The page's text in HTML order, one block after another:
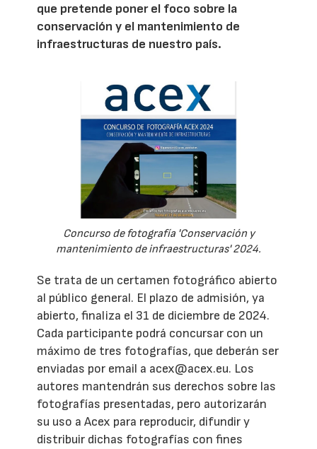
que pretende poner el foco sobre la
conservación y el mantenimiento de
infraestructuras de nuestro país.
Concurso de fotografía 'Conservación y
mantenimiento de infraestructuras' 2024.
Se trata de un certamen fotográfico abierto
al público general. El plazo de admisión, ya
abierto, finaliza el 31 de diciembre de 2024.
Cada participante podrá concursar con un
máximo de tres fotografías, que deberán ser
enviadas por email a acex@acex.eu. Los
autores mantendrán sus derechos sobre las
fotografías presentadas, pero autorizarán
su uso a Acex para reproducir, difundir y
distribuir dichas fotografías con fines